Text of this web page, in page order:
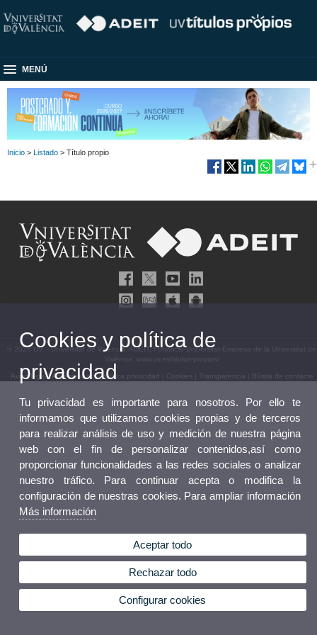
MENÚ
Inicio > Listado > Título propio
© 2026 UV. - Universitat de València. ADEIT, Fundació Universitat-Empresa de la Universitat de
València. www.uv.es/titulos-propios/
Aviso legal|Accesibilidad|Política privacidad Cookies Transparencia Bústia de contacte
Cookies y política de
privacidad
Tu privacidad es importante para nosotros. Por ello te
informamos que utilizamos cookies propias y de terceros
para realizar análisis de uso y medición de nuestra página
web con el fin de personalizar contenidos,así como
proporcionar funcionalidades a las redes sociales o analizar
nuestro tráfico. Para continuar acepta o modifica la
configuración de nuestras cookies. Para ampliar información
Más información
Aceptar todo
Rechazar todo
Configurar cookies